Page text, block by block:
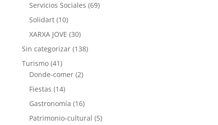
Servicios Sociales (69)
Solidart(10)
XARXA JOVE (30)
Sin categorizar(138)
Turismo(41)
Donde-comer(2)
Fiestas (14)
Gastronomía (16)
Patrimonio-cultural (5)